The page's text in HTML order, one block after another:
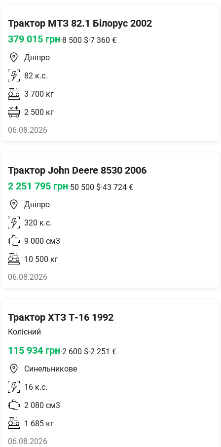
Трактор МТЗ 82.1 Білорус 2002
379 015 грн·8 500 $·7 360 €
Дніпро
82 к.с.
3 700 кг
2 500 кг
06.08.2026
Трактор John Deere 8530 2006
2 251 795 грн·50 500 $·43 724 €
Дніпро
320 к.с.
9 000 см3
10 500 кг
06.08.2026
Трактор ХТЗ Т-16 1992
Колісний
115 934 грн·2 600 $·2 251 €
Синельникове
16 к.с.
2 080 см3
1 685 кг
06.08.2026